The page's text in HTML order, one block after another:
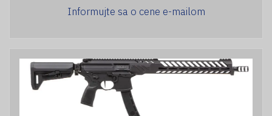
Informujte sa o cene e-mailom